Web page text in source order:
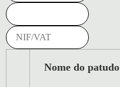
Nome do patudo